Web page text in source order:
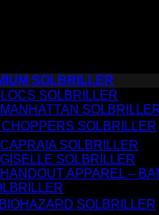
SOLBRILLER
SOLBRILLER
SOLBRILLER
SOLBRILLER
SOLBRILLER
APPAREL –
SOLBRILLER